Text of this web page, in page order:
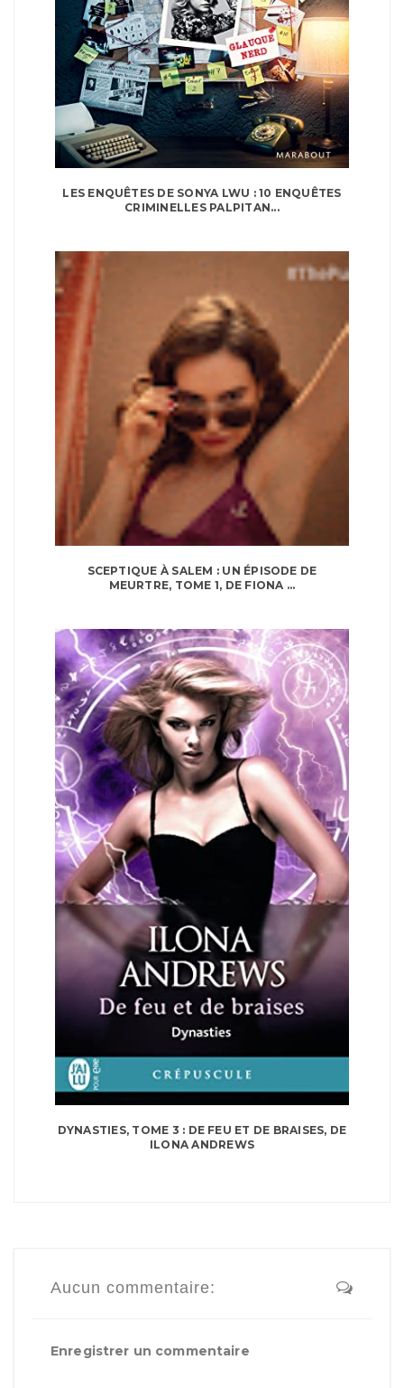
LES ENQUÊTES DE SONYA LWU : 10 ENQUÊTES
CRIMINELLES PALPITAN...
SCEPTIQUE À SALEM : UN ÉPISODE DE
MEURTRE, TOME 1, DE FIONA ...
DYNASTIES, TOME 3 : DE FEU ET DE BRAISES, DE
ILONA ANDREWS
Aucun commentaire:
Enregistrer un commentaire